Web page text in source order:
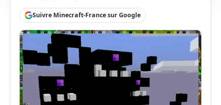
Suivre Minecraft-France sur Google